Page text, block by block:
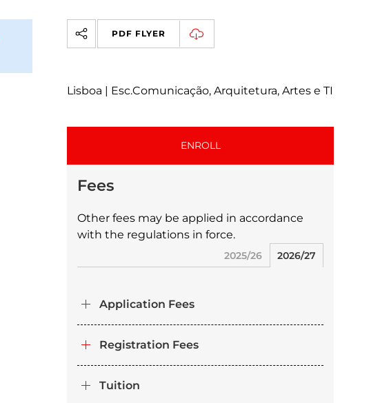
PDF FLYER
Lisboa | Esc.Comunicação, Arquitetura, Artes e TI
ENROLL
Fees
Other fees may be applied in accordance
with the regulations in force.
2025/26 2026/27
Application Fees
Registration Fees
Tuition